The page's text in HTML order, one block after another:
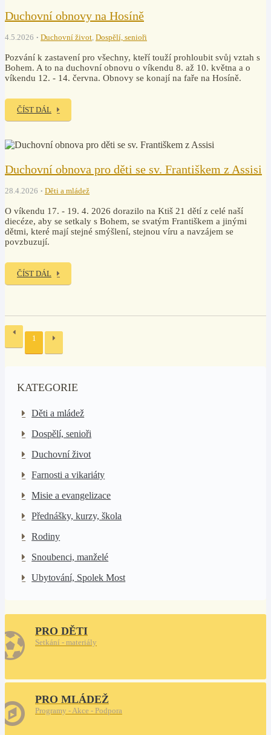
Duchovní obnovy na Hosíně
4.5.2026 Duchovní život, Dospělí, senioři
Pozvání k zastavení pro všechny, kteří touží prohloubit svůj vztah s
Bohem. A to na duchovní obnovu o víkendu 8. až 10. května a o
víkendu 12. - 14. června. Obnovy se konají na faře na Hosíně.
ČÍST DÁL
Duchovní obnova pro děti se sv. Františkem z Assisi
28.4.2026 Děti a mládež
O víkendu 17. - 19. 4. 2026 dorazilo na Ktiš 21 dětí z celé naší
diecéze, aby se setkaly s Bohem, se svatým Františkem a jinými
dětmi, které mají stejné smýšlení, stejnou víru a navzájem se
povzbuzují.
ČÍST DÁL
1
KATEGORIE
Děti a mládež
Dospělí, senioři
Duchovní život
Farnosti a vikariáty
Misie a evangelizace
Přednášky, kurzy, škola
Rodiny
Snoubenci, manželé
Ubytování, Spolek Most
PRO DĚTI
Setkání - materiály
PRO MLÁDEŽ
Programy - Akce - Podpora